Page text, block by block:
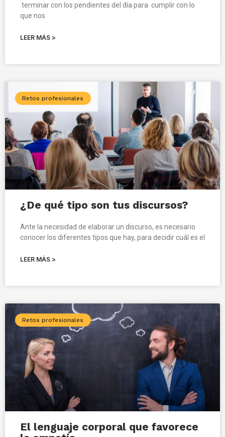
terminar con los pendientes del día para cumplir con lo
que nos
LEER MÁS >
Retos profesionales
¿De qué tipo son tus discursos?
Ante la necesidad de elaborar un discurso, es necesario
conocer los diferentes tipos que hay, para decidir cuál es el
LEER MÁS >
Retos profesionales
El lenguaje corporal que favorece